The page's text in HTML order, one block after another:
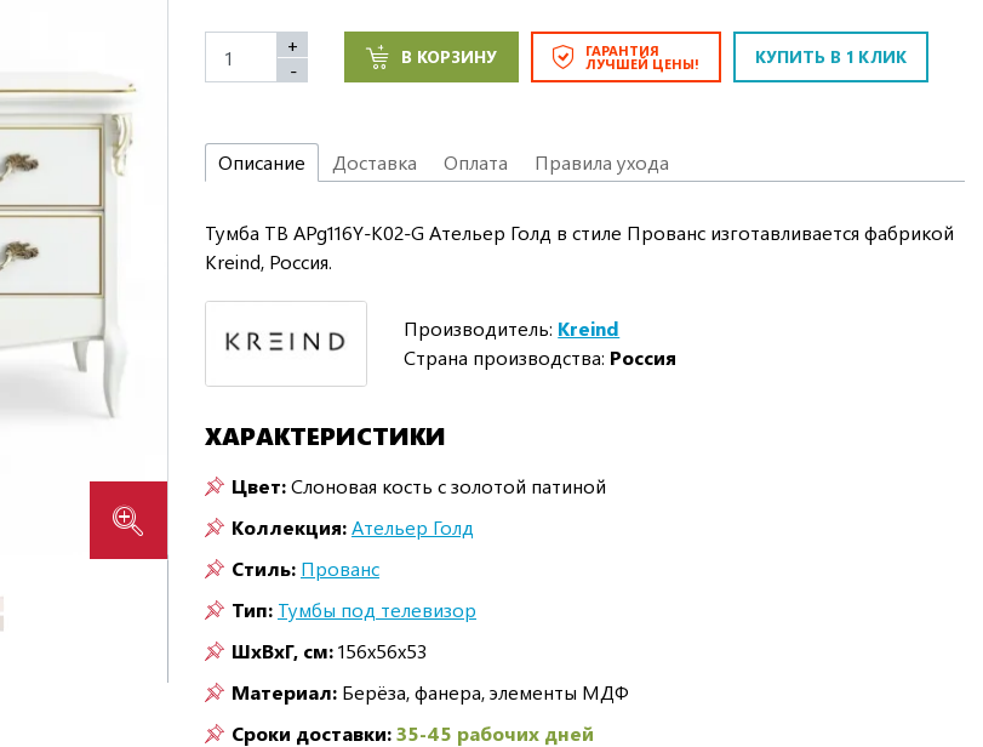
+
-
В КОРЗИНУ ГАРАНТИЯ
ЛУЧШЕЙ ЦЕНЫ! КУПИТЬ В 1 КЛИК
Описание Доставка Оплата Правила ухода
Тумба ТВ APg116Y-K02-G Ательер Голд в стиле Прованс изготавливается фабрикой
Kreind, Россия.
Производитель: Kreind
Страна производства: Россия
ХАРАКТЕРИСТИКИ
Цвет:Слоновая кость с золотой патиной
Коллекция:Ательер Голд
Стиль: Прованс
Тип: Тумбы под телевизор
ШxВxГ, см:156x56x53
Материал: Берёза, фанера, элементы МДФ
Сроки доставки:35-45 рабочих дней